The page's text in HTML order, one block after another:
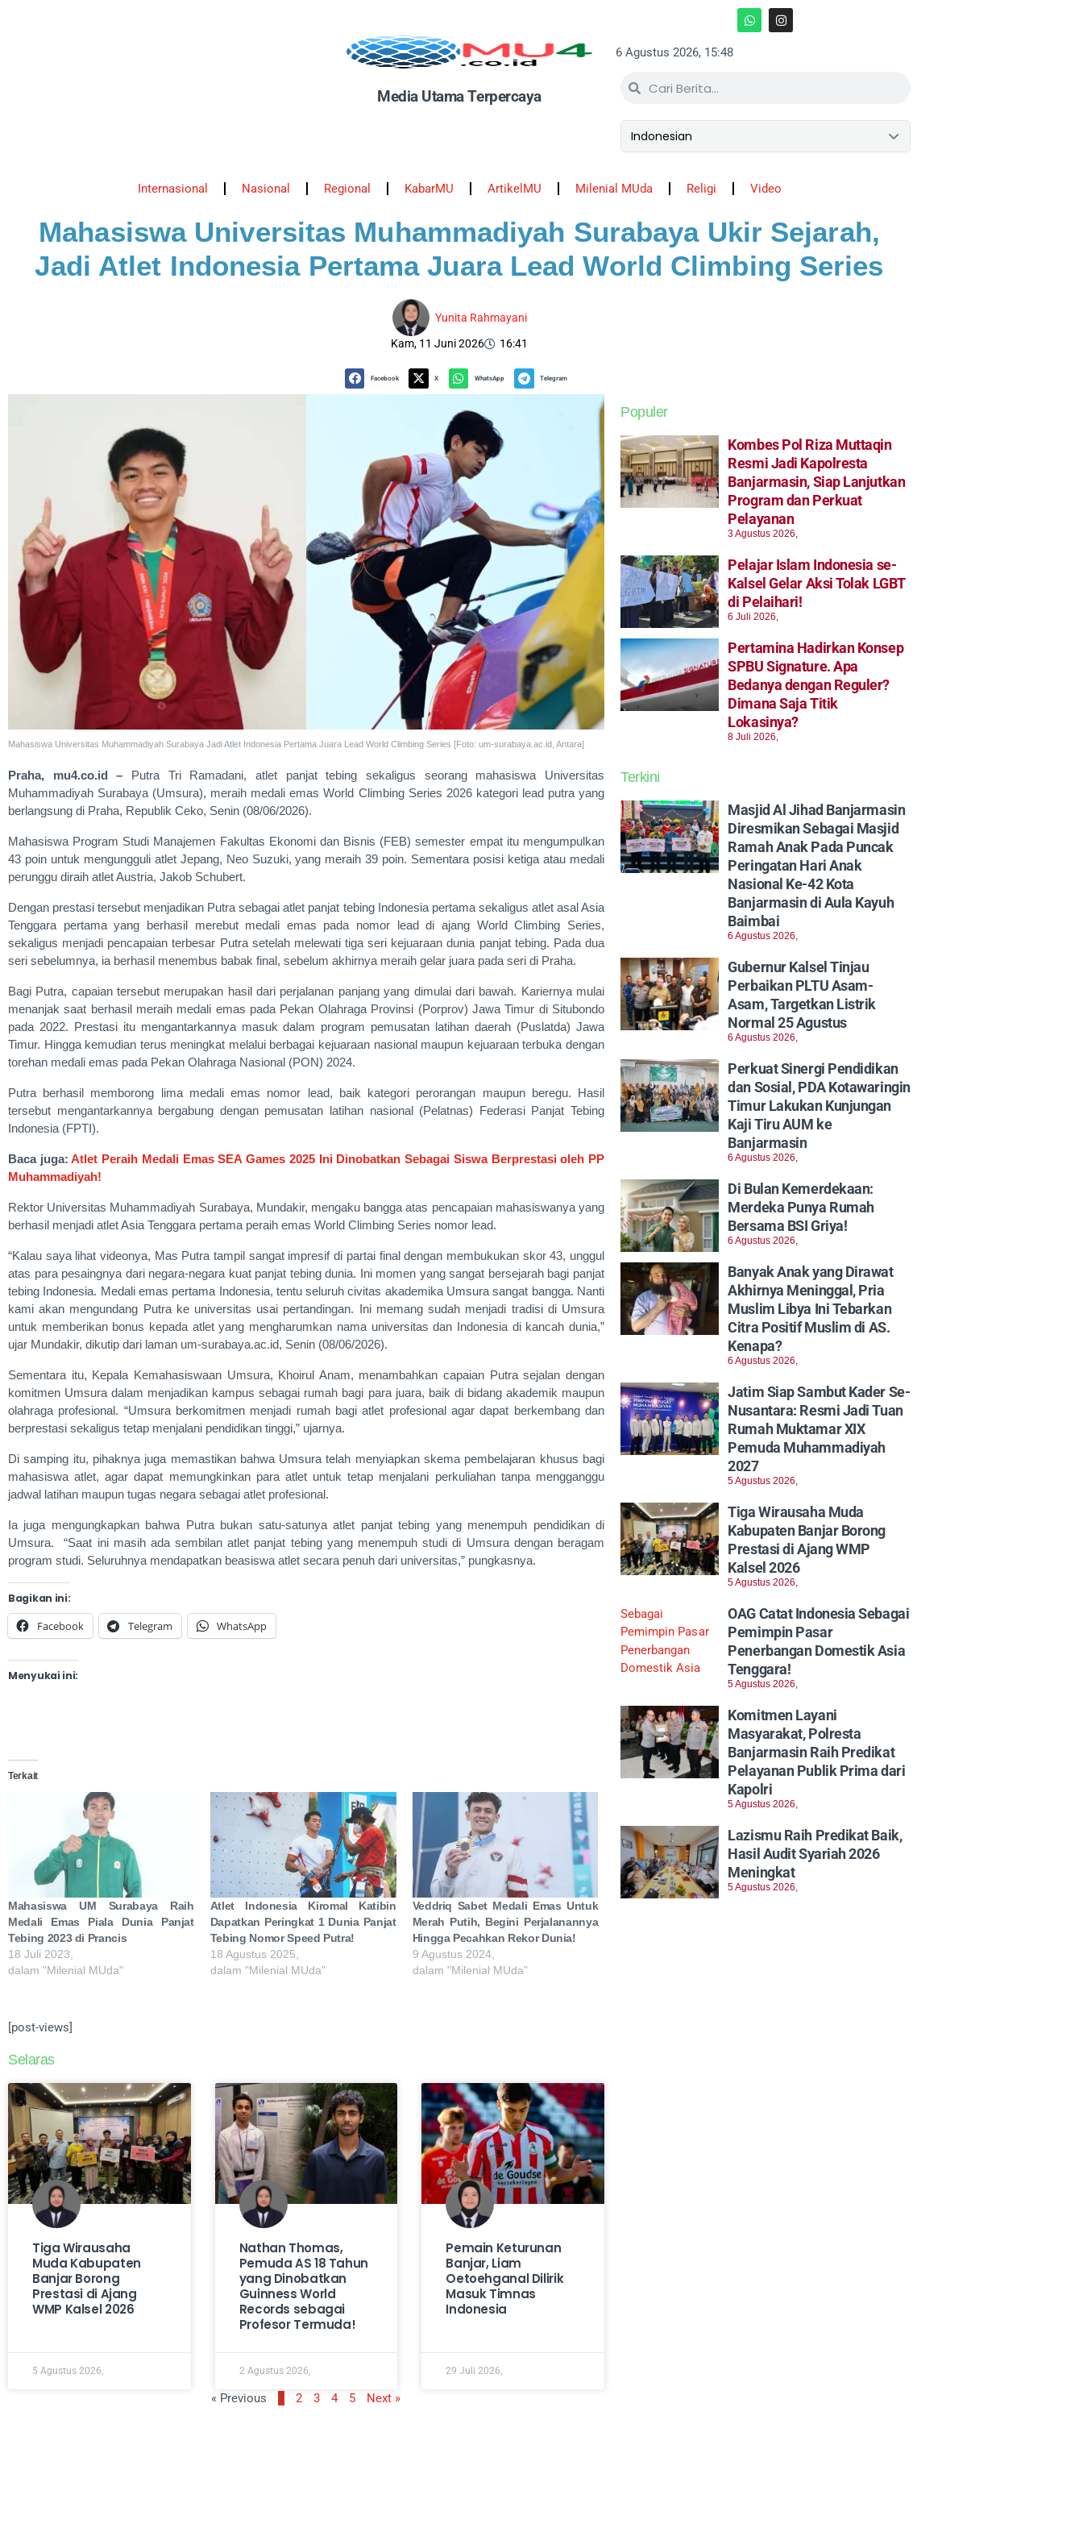
Media Utama Terpercaya
6 Agustus 2026, 15:48
Internasional Nasional Regional KabarMU ArtikelMU Milenial MUda Religi Video
Mahasiswa Universitas Muhammadiyah Surabaya Ukir Sejarah,
Jadi Atlet Indonesia Pertama Juara Lead World Climbing Series
Yunita Rahmayani
Kam, 11 Juni 2026 16:41
Facebook X WhatsApp Telegram
Mahasiswa Universitas Muhammadiyah Surabaya Jadi Atlet Indonesia Pertama Juara Lead World Climbing Series [Foto: um-surabaya.ac.id, Antara]
Praha, mu4.co.id – Putra Tri Ramadani, atlet panjat tebing sekaligus seorang mahasiswa Universitas
Muhammadiyah Surabaya (Umsura), meraih medali emas World Climbing Series 2026 kategori lead putra yang
berlangsung di Praha, Republik Ceko, Senin (08/06/2026).
Mahasiswa Program Studi Manajemen Fakultas Ekonomi dan Bisnis (FEB) semester empat itu mengumpulkan
43 poin untuk mengungguli atlet Jepang, Neo Suzuki, yang meraih 39 poin. Sementara posisi ketiga atau medali
perunggu diraih atlet Austria, Jakob Schubert.
Dengan prestasi tersebut menjadikan Putra sebagai atlet panjat tebing Indonesia pertama sekaligus atlet asal Asia
Tenggara pertama yang berhasil merebut medali emas pada nomor lead di ajang World Climbing Series,
sekaligus menjadi pencapaian terbesar Putra setelah melewati tiga seri kejuaraan dunia panjat tebing. Pada dua
seri sebelumnya, ia berhasil menembus babak final, sebelum akhirnya meraih gelar juara pada seri di Praha.
Bagi Putra, capaian tersebut merupakan hasil dari perjalanan panjang yang dimulai dari bawah. Kariernya mulai
menanjak saat berhasil meraih medali emas pada Pekan Olahraga Provinsi (Porprov) Jawa Timur di Situbondo
pada 2022. Prestasi itu mengantarkannya masuk dalam program pemusatan latihan daerah (Puslatda) Jawa
Timur. Hingga kemudian terus meningkat melalui berbagai kejuaraan nasional maupun kejuaraan terbuka dengan
torehan medali emas pada Pekan Olahraga Nasional (PON) 2024.
Putra berhasil memborong lima medali emas nomor lead, baik kategori perorangan maupun beregu. Hasil
tersebut mengantarkannya bergabung dengan pemusatan latihan nasional (Pelatnas) Federasi Panjat Tebing
Indonesia (FPTI).
Baca juga:Atlet Peraih Medali Emas SEA Games 2025 Ini Dinobatkan Sebagai Siswa Berprestasi oleh PP
Muhammadiyah!
Rektor Universitas Muhammadiyah Surabaya, Mundakir, mengaku bangga atas pencapaian mahasiswanya yang
berhasil menjadi atlet Asia Tenggara pertama peraih emas World Climbing Series nomor lead.
“Kalau saya lihat videonya, Mas Putra tampil sangat impresif di partai final dengan membukukan skor 43, unggul
atas para pesaingnya dari negara-negara kuat panjat tebing dunia. Ini momen yang sangat bersejarah bagi panjat
tebing Indonesia. Medali emas pertama Indonesia, tentu seluruh civitas akademika Umsura sangat bangga. Nanti
kami akan mengundang Putra ke universitas usai pertandingan. Ini memang sudah menjadi tradisi di Umsura
untuk memberikan bonus kepada atlet yang mengharumkan nama universitas dan Indonesia di kancah dunia,”
ujar Mundakir, dikutip dari laman um-surabaya.ac.id, Senin (08/06/2026).
Sementara itu, Kepala Kemahasiswaan Umsura, Khoirul Anam, menambahkan capaian Putra sejalan dengan
komitmen Umsura dalam menjadikan kampus sebagai rumah bagi para juara, baik di bidang akademik maupun
olahraga profesional. “Umsura berkomitmen menjadi rumah bagi atlet profesional agar dapat berkembang dan
berprestasi sekaligus tetap menjalani pendidikan tinggi,” ujarnya.
Di samping itu, pihaknya juga memastikan bahwa Umsura telah menyiapkan skema pembelajaran khusus bagi
mahasiswa atlet, agar dapat memungkinkan para atlet untuk tetap menjalani perkuliahan tanpa mengganggu
jadwal latihan maupun tugas negara sebagai atlet profesional.
Ia juga mengungkapkan bahwa Putra bukan satu-satunya atlet panjat tebing yang menempuh pendidikan di
Umsura. “Saat ini masih ada sembilan atlet panjat tebing yang menempuh studi di Umsura dengan beragam
program studi. Seluruhnya mendapatkan beasiswa atlet secara penuh dari universitas,” pungkasnya.
Bagikan ini:
Facebook Telegram WhatsApp
Menyukai ini:
Terkait
Mahasiswa UM Surabaya Raih
Medali Emas Piala Dunia Panjat
Tebing 2023 di Prancis
18 Juli 2023,
dalam "Milenial MUda"
Atlet Indonesia Kiromal Katibin
Dapatkan Peringkat 1 Dunia Panjat
Tebing Nomor Speed Putra!
18 Agustus 2025,
dalam "Milenial MUda"
Veddriq Sabet Medali Emas Untuk
Merah Putih, Begini Perjalanannya
Hingga Pecahkan Rekor Dunia!
9 Agustus 2024,
dalam "Milenial MUda"
[post-views]
Selaras
Tiga Wirausaha
Muda Kabupaten
Banjar Borong
Prestasi di Ajang
WMP Kalsel 2026
5 Agustus 2026,
Nathan Thomas,
Pemuda AS 18 Tahun
yang Dinobatkan
Guinness World
Records sebagai
Profesor Termuda!
2 Agustus 2026,
Pemain Keturunan
Banjar, Liam
Oetoehganal Dilirik
Masuk Timnas
Indonesia
29 Juli 2026,
« Previous 1 2 3 4 5 Next »
Populer
Kombes Pol Riza Muttaqin
Resmi Jadi Kapolresta
Banjarmasin, Siap Lanjutkan
Program dan Perkuat
Pelayanan
3 Agustus 2026,
Pelajar Islam Indonesia se-
Kalsel Gelar Aksi Tolak LGBT
di Pelaihari!
6 Juli 2026,
Pertamina Hadirkan Konsep
SPBU Signature. Apa
Bedanya dengan Reguler?
Dimana Saja Titik
Lokasinya?
8 Juli 2026,
Terkini
Masjid Al Jihad Banjarmasin
Diresmikan Sebagai Masjid
Ramah Anak Pada Puncak
Peringatan Hari Anak
Nasional Ke-42 Kota
Banjarmasin di Aula Kayuh
Baimbai
6 Agustus 2026,
Gubernur Kalsel Tinjau
Perbaikan PLTU Asam-
Asam, Targetkan Listrik
Normal 25 Agustus
6 Agustus 2026,
Perkuat Sinergi Pendidikan
dan Sosial, PDA Kotawaringin
Timur Lakukan Kunjungan
Kaji Tiru AUM ke
Banjarmasin
6 Agustus 2026,
Di Bulan Kemerdekaan:
Merdeka Punya Rumah
Bersama BSI Griya!
6 Agustus 2026,
Banyak Anak yang Dirawat
Akhirnya Meninggal, Pria
Muslim Libya Ini Tebarkan
Citra Positif Muslim di AS.
Kenapa?
6 Agustus 2026,
Jatim Siap Sambut Kader Se-
Nusantara: Resmi Jadi Tuan
Rumah Muktamar XIX
Pemuda Muhammadiyah
2027
5 Agustus 2026,
Tiga Wirausaha Muda
Kabupaten Banjar Borong
Prestasi di Ajang WMP
Kalsel 2026
5 Agustus 2026,
OAG Catat Indonesia Sebagai
Pemimpin Pasar
Penerbangan Domestik Asia
Tenggara!
5 Agustus 2026,
Komitmen Layani
Masyarakat, Polresta
Banjarmasin Raih Predikat
Pelayanan Publik Prima dari
Kapolri
5 Agustus 2026,
Lazismu Raih Predikat Baik,
Hasil Audit Syariah 2026
Meningkat
5 Agustus 2026,